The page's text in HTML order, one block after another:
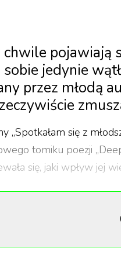
pojawiają
jedynie
przez młodą
„Spotkałam się z
tomiku poezji
się, jaki wpływ jej
historię, w której
same. Takie jak na
w swojej prostocie.